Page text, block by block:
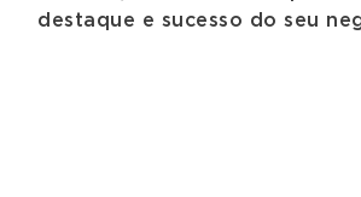
destaque e sucesso do seu